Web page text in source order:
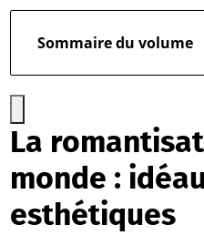
Sommaire du volume
La
monde :
esthétiques